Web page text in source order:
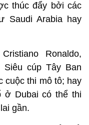
thúc đẩy bởi các
Saudi Arabia hay
Ronaldo,
Siêu cúp Tây Ban
cuộc thi mô tô; hay
ở Dubai có thể thi
gần.